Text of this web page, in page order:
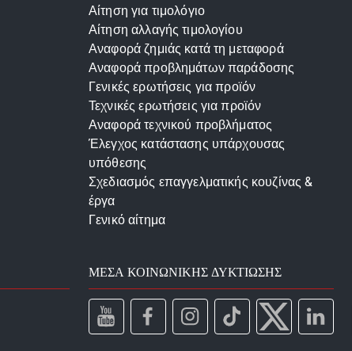
Αίτηση για τιμολόγιο
Αίτηση αλλαγής τιμολογίου
Αναφορά ζημιάς κατά τη μεταφορά
Αναφορά προβλημάτων παράδοσης
Γενικές ερωτήσεις για προϊόν
Τεχνικές ερωτήσεις για προϊόν
Αναφορά τεχνικού προβλήματος
Έλεγχος κατάστασης υπάρχουσας
υπόθεσης
Σχεδιασμός επαγγελματικής κουζίνας &
έργα
Γενικό αίτημα
ΜΈΣΑ ΚΟΙΝΩΝΙΚΉΣ ΔΥΚΤΊΩΣΗΣ